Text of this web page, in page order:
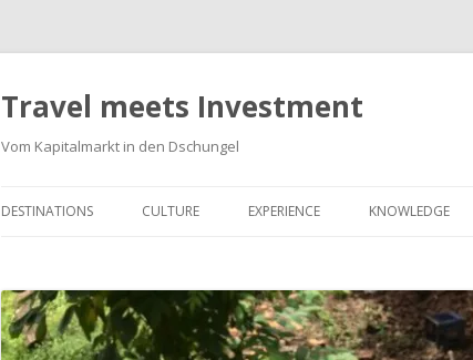
Travel meets Investment
Vom Kapitalmarkt in den Dschungel
DESTINATIONS CULTURE EXPERIENCE KNOWLEDGE